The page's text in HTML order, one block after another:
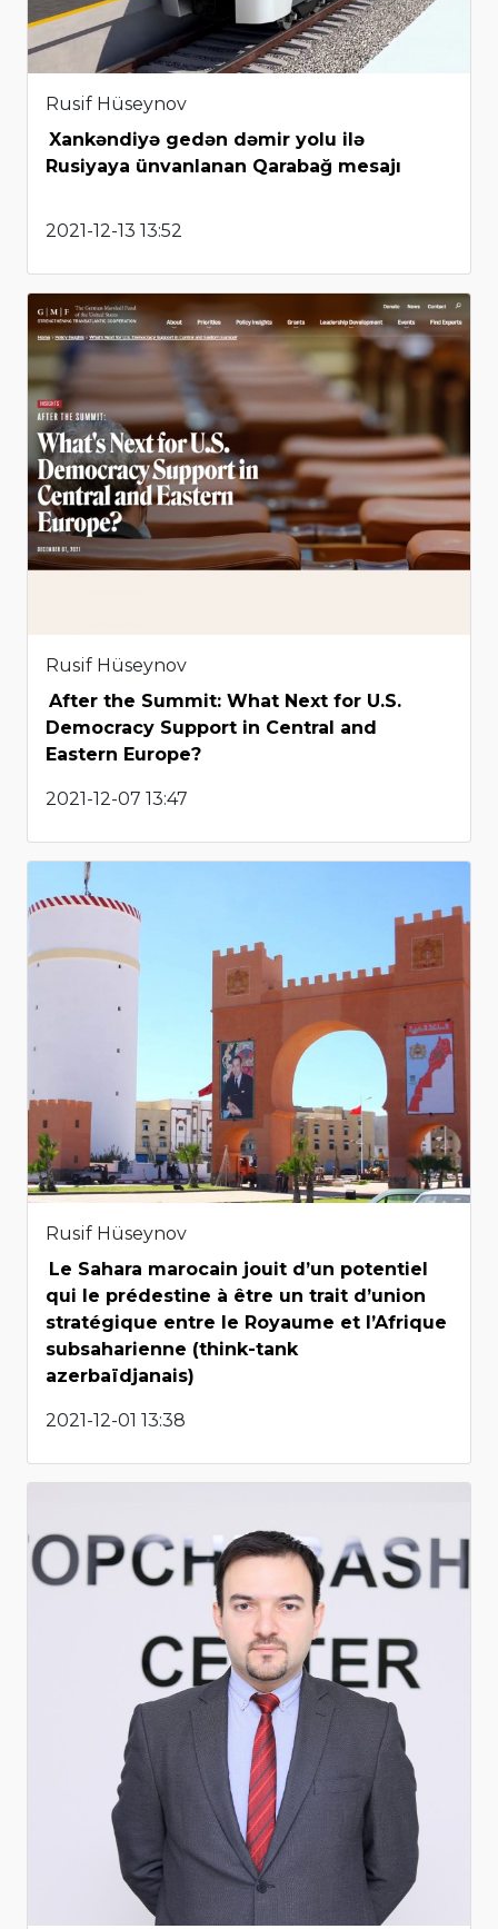
Rusif Hüseynov
Xankəndiyə gedən dəmir yolu ilə
Rusiyaya ünvanlanan Qarabağ mesajı
2021-12-13 13:52
Rusif Hüseynov
After the Summit: What Next for U.S.
Democracy Support in Central and
Eastern Europe?
2021-12-07 13:47
Rusif Hüseynov
Le Sahara marocain jouit d’un potentiel
qui le prédestine à être un trait d’union
stratégique entre le Royaume et l’Afrique
subsaharienne (think-tank
azerbaïdjanais)
2021-12-01 13:38